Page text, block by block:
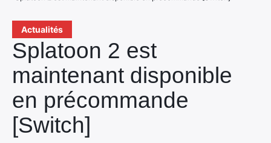
Actualités
Splatoon 2 est
maintenant disponible
en précommande
[Switch]